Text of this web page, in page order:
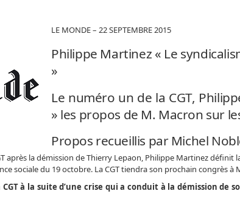
LE MONDE – 22 SEPTEMBRE 2015
Philippe Martinez « Le
»
Le numéro un de la CGT,
» les propos de M. Macron sur
Propos recueillis par Michel
après la démission de Thierry Lepaon, Philippe Martinez définit
sociale du 19 octobre. La CGT tiendra son prochain congrès à
à la suite d’une crise qui a conduit à la démission de